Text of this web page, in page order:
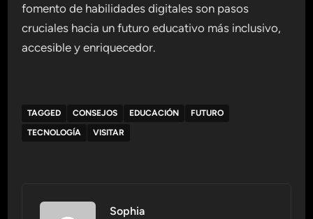
fomento de habilidades digitales son pasos
cruciales hacia un futuro educativo más inclusivo,
accesible y enriquecedor.
TAGGED CONSEJOS EDUCACIÓN
FUTURO
TECNOLOGÍA
VISITAR
Sophia